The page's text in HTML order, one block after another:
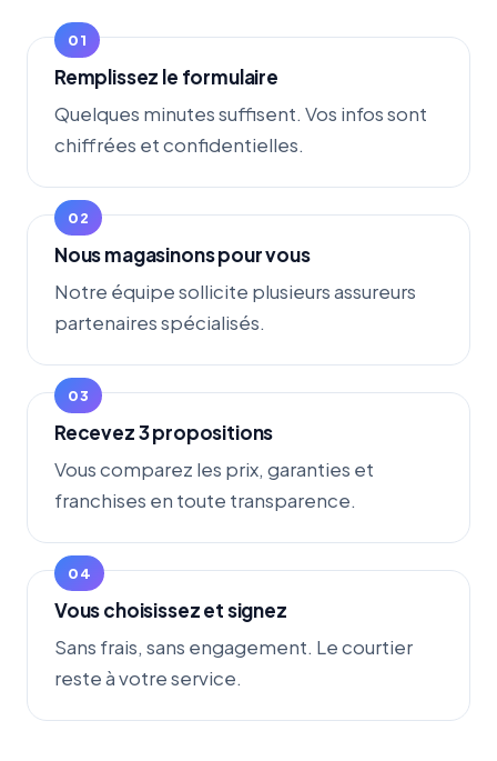
Remplissez le formulaire
Quelques minutes suffisent. Vos infos sont
chiffrées et confidentielles.
Nous magasinons pour vous
Notre équipe sollicite plusieurs assureurs
partenaires spécialisés.
Recevez 3 propositions
Vous comparez les prix, garanties et
franchises en toute transparence.
Vous choisissez et signez
Sans frais, sans engagement. Le courtier
reste à votre service.